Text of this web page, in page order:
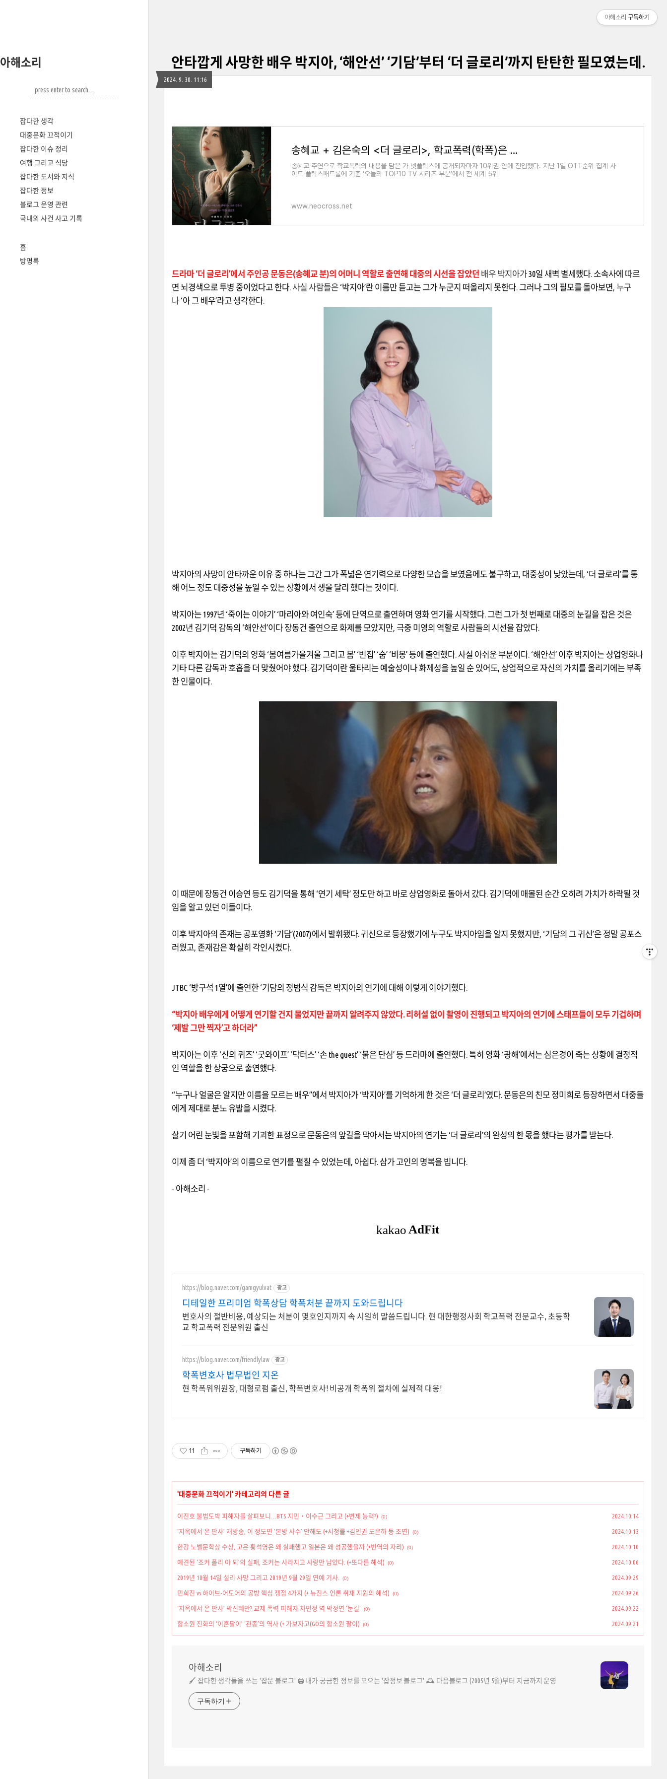
아해소리
잡다한 생각
대중문화 끄적이기
잡다한 이슈 정리
여행 그리고 식당
잡다한 도서와 지식
잡다한 정보
블로그 운영 관련
국내외 사건 사고 기록
홈
방명록
안타깝게 사망한 배우 박지아, ‘해안선’ ‘기담’부터 ‘더 글로리’까지 탄탄한 필모였는데.
2024. 9. 30. 11:16
송혜교 + 김은숙의 <더 글로리>, 학교폭력(학폭)은 현실 반영인가, 자극적 소재의 반복일까.
송혜교 주연으로 학교폭력의 내용을 담은 가 넷플릭스에 공개되자마자 10위권 안에 진입했다. 지난 1일 OTT순위 집계 사
이트 플릭스패트롤에 기준 ‘오늘의 TOP10 TV 시리즈 부문’에서 전 세계 5위
www.neocross.net
드라마 ‘더 글로리’에서 주인공 문동은(송혜교 분)의 어머니 역할로 출연해 대중의 시선을 잡았던 배우 박지아가30일 새벽 별세했다 소속사에 따르
면 뇌경색으로 투병 중이었다고 한다 사실 사람들은 ‘박지아’란 이름만 듣고는 그가 누군지 떠올리지 못한다 그러나 그의 필모를 돌아보면 누구
나 ‘아 그 배우’라고 생각한다.
박지아의 사망이 안타까운 이유 중 하나는 그간 그가 폭넓은 연기력으로 다양한 모습을 보였음에도 불구하고 대중성이 낮았는데 , ‘더 글로리 ’를 통
해 어느 정도 대중성을 높일 수 있는 상황에서 생을 달리 했다는 것이다
박지아는 1997년 ‘죽이는 이야기 ’ ‘마리아와 여인숙’등에 단역으로 출연하며 영화 연기를 시작했다 그런 그가 첫 번째로 대중의 눈길을 잡은 것은
2002년 김기덕 감독의 ‘해안선’이다 장동건 출연으로 화제를 모았지만 극중 미영의 역할로 사람들의 시선을 잡았다
이후 박지아는 김기덕의 영화 ‘봄여름가을겨울 그리고 봄’ ‘빈집’ ‘숨’ ‘비몽’등에 출연했다 사실 아쉬운 부분이다 . ‘해안선’ 이후 박지아는 상업영화나
기타 다른 감독과 호흡을 더 맞췄어야 했다 김기덕이란 울타리는 예술성이나 화제성을 높일 순 있어도 상업적으로 자신의 가치를 올리기에는 부족
한 인물이다
이 때문에 장동건 이승연 등도 김기덕을 통해 ‘연기 세탁’ 정도만 하고 바로 상업영화로 돌아서 갔다 김기덕에 매몰된 순간 오히려 가치가 하락될 것
임을 알고 있던 이들이다
이후 박지아의 존재는 공포영화 ‘기담’(2007)에서 발휘됐다 귀신으로 등장했기에 누구도 박지아임을 알지 못했지만 , ‘기담의 그 귀신’은 정말 공포스
러웠고 존재감은 확실히 각인시켰다
JTBC ‘방구석 1열’에 출연한 ‘기담의 정범식 감독은 박지아의 연기에 대해 이렇게 이야기했다
“박지아 배우에게 어떻게 연기할 건지 물었지만 끝까지 알려주지 않았다. 리허설 없이 촬영이 진행되고 박지아의 연기에 스태프들이 모두 기겁하며
‘제발 그만 찍자’고 하더라”
박지아는 이후 ‘신의 퀴즈’ ‘굿와이프’ ‘닥터스’ ‘손 the guest’ ‘붉은 단심’등 드라마에 출연했다 특히 영화 ‘광해’에서는 심은경이 죽는 상황에 결정적
인 역할을 한 상궁으로 출연했다
“누구나 얼굴은 알지만 이름을 모르는 배우”에서 박지아가 ‘박지아’를 기억하게 한 것은 ‘더 글로리 ’였다 문동은의 친모 정미희로 등장하면서 대중들
에게 제대로 분노 유발을 시켰다
살기 어린 눈빛을 포함해 기괴한 표정으로 문동은의 앞길을 막아서는 박지아의 연기는 ‘더 글로리 ’의 완성의 한 몫을 했다는 평가를 받는다
이제 좀 더 ‘박지아’의 이름으로 연기를 펼칠 수 있었는데 아쉽다 삼가 고인의 명복을 빕니다
- 아해소리 -
https://blog.naver.com/gamgyulvat 광고
디테일한 프리미엄 학폭상담 학폭처분 끝까지 도와드립니다
변호사의 절반비용, 예상되는 처분이 몇호인지까지 속 시원히 말씀드립니다. 현 대한행정사회 학교폭력 전문교수, 초등학
교 학교폭력 전문위원 출신
https://blog.naver.com/friendlylaw 광고
학폭변호사 법무법인 지온
현 학폭위위원장, 대형로펌 출신, 학폭변호사! 비공개 학폭위 절차에 실제적 대응!
11 구독하기
'대중문화 끄적이기' 카테고리의 다른 글
이진호 불법도박 피해자를 살펴보니…BTS 지민‧이수근 그리고 (+변제 능력?) (0) 2024.10.14
‘지옥에서 온 판사’ 재방송, 이 정도면 ‘본방 사수’ 안해도 (+시청률 +김인권 도은하 등 조연) (0) 2024.10.13
한강 노벨문학상 수상, 고은 황석영은 왜 실패했고 일본은 왜 성공했을까 (+번역의 자리) (0) 2024.10.10
예견된 ‘조커 폴리 아 되’의 실패, 조커는 사라지고 사랑만 남았다. (+또다른 해석) (0) 2024.10.06
2019년 10월 14일 설리 사망 그리고 2019년 9월 29일 연예 기사. (0) 2024.09.29
민희진 vs 하이브-어도어의 공방 핵심 쟁점 4가지 (+ 뉴진스 언론 취재 지원의 해석) (0) 2024.09.26
‘지옥에서 온 판사’ 박신혜만? 교제 폭력 피해자 차민정 역 박정연 '눈길' (0) 2024.09.22
함소원 진화의 ‘이혼팔이’ ‘관종’의 역사 (+ 가보자고(GO의 함소원 팔이) (0) 2024.09.21
아해소리
🖌️ 잡다한 생각들을 쓰는 '잡문 블로그' 🖨️ 내가 궁금한 정보를 모으는 '잡정보 블로그' 🕰️ 다음블로그 (2005년 5월)부터 지금까지 운영
구독하기
아해소리 구독하기